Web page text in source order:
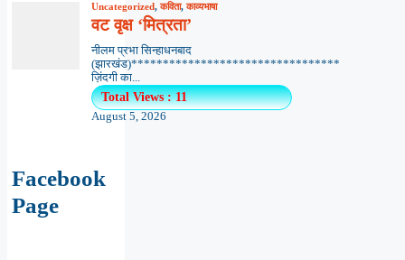
Uncategorized,कविता,काव्यभाषा
वट वृक्ष ‘मित्रता’
नीलम प्रभा सिन्हाधनबाद
(झारखंड)*********************************
ज़िंदगी का...
Total Views : 11
August 5, 2026
Facebook
Page